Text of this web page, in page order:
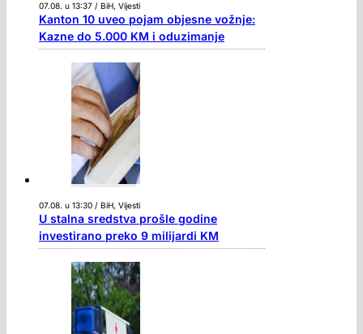
07.08. u 13:37 / BiH, Vijesti
Kanton 10 uveo pojam objesne vožnje:
Kazne do 5.000 KM i oduzimanje
07.08. u 13:30 / BiH, Vijesti
U stalna sredstva prošle godine
investirano preko 9 milijardi KM